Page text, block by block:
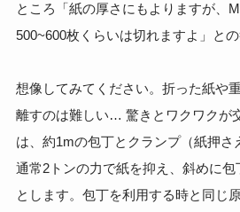
ところ「紙の厚さにもよりますが、
500~600枚くらいは切れますよ」との
想像してみてください。折った紙や
離すのは難しい… 驚きとワクワクが
は、約1mの包丁とクランプ（紙押さ
通常2トンの力で紙を抑え、斜めに
とします。包丁を利用する時と同じ